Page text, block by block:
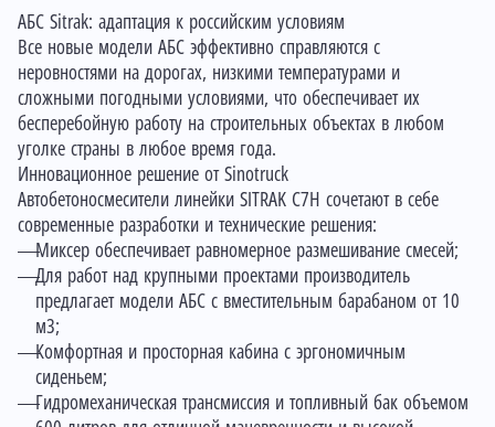
АБС Sitrak: адаптация к российским условиям
Все новые модели АБС эффективно справляются с
неровностями на дорогах, низкими температурами и
сложными погодными условиями, что обеспечивает их
бесперебойную работу на строительных объектах в любом
уголке страны в любое время года.
Инновационное решение от Sinotruck
Автобетоносмесители линейки SITRAK C7H сочетают в себе
современные разработки и технические решения:
Миксер обеспечивает равномерное размешивание смесей;
Для работ над крупными проектами производитель
предлагает модели АБС с вместительным барабаном от 10
м3;
Комфортная и просторная кабина с эргономичным
сиденьем;
Гидромеханическая трансмиссия и топливный бак объемом